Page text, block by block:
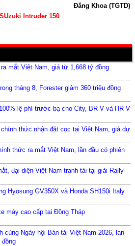
Đăng Khoa (TGTD)
Intruder 150
mắt Việt Nam, giá từ 1,668 tỷ đồng
tháng 8, Forester giảm 360 triệu đồng
lệ phí trước bạ cho City, BR-V và HR-V
thức nhận đặt cọc tại Việt Nam, giá dự
thức ra mắt Việt Nam, lần đầu có phiên
đại diện Việt Nam tranh tài tại giải Rally
Hyosung GV350X và Honda SH150i Italy
máy cao cấp tại Đồng Tháp
cùng Ngày hội Bán tải Việt Nam 2026, lan